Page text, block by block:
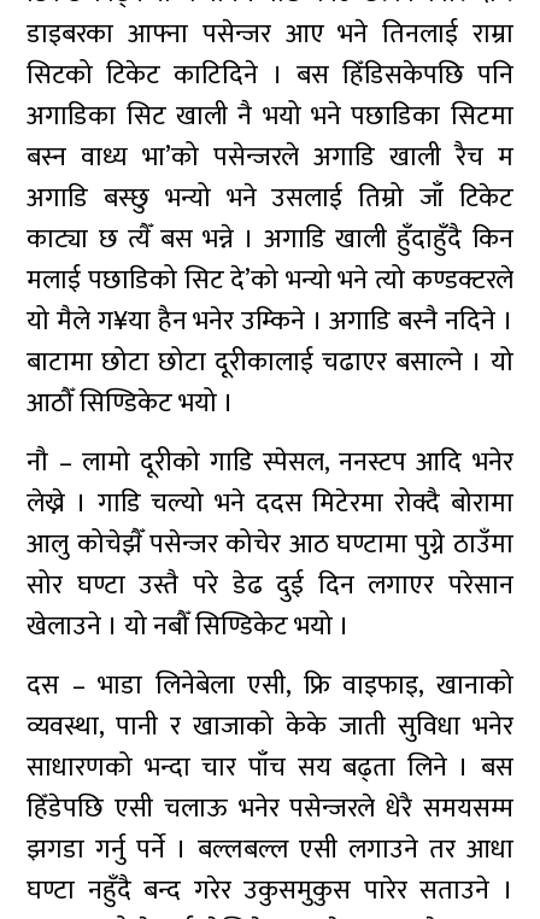
डाइबरका आफ्ना पसेन्जर आए भने तिनलाई राम्रा
सिटको टिकेट काटिदिने । बस हिँडिसकेपछि पनि
अगाडिका सिट खाली नै भयो भने पछाडिका सिटमा
बस्न वाध्य भा’को पसेन्जरले अगाडि खाली रैच म
अगाडि बस्छु भन्यो भने उसलाई तिम्रो जाँ टिकेट
काट्या छ त्यैँ बस भन्ने । अगाडि खाली हुँदाहुँदै किन
मलाई पछाडिको सिट दे’को भन्यो भने त्यो कण्डक्टरले
यो मैले ग¥या हैन भनेर उम्किने । अगाडि बस्नै नदिने ।
बाटामा छोटा छोटा दूरीकालाई चढाएर बसाल्ने । यो
आठौँ सिण्डिकेट भयो ।
नौ – लामो दूरीको गाडि स्पेसल, ननस्टप आदि भनेर
लेख्ने । गाडि चल्यो भने ददस मिटेरमा रोक्दै बोरामा
आलु कोचेझैँ पसेन्जर कोचेर आठ घण्टामा पुग्ने ठाउँमा
सोर घण्टा उस्तै परे डेढ दुई दिन लगाएर परेसान
खेलाउने । यो नबौँ सिण्डिकेट भयो ।
दस – भाडा लिनेबेला एसी, फ्रि वाइफाइ, खानाको
व्यवस्था, पानी र खाजाको केके जाती सुविधा भनेर
साधारणको भन्दा चार पाँच सय बढ्ता लिने । बस
हिँडेपछि एसी चलाऊ भनेर पसेन्जरले धेरै समयसम्म
झगडा गर्नु पर्ने । बल्लबल्ल एसी लगाउने तर आधा
घण्टा नहुँदै बन्द गरेर उकुसमुकुस पारेर सताउने ।